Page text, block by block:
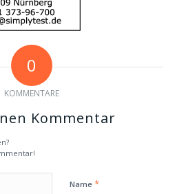
0
KOMMENTARE
Kommentar
Name *